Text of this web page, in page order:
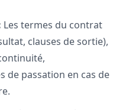
Les termes du contrat
clauses de sortie),
de passation en cas de